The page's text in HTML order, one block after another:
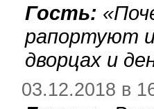
Гость: «
рапортуют
дворцах и
03.12.2018 в